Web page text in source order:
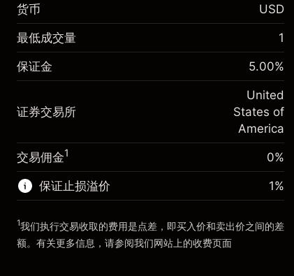
$1,000.00
隔夜仓息
来自头寸全值的费用
-0.021596
(-$4.32)
来自杠杆的资金 - 美元（大约值）
$19,000.00
前往平台
保证金。您的投资 $1,000.00
来自头寸全值的费用
-0.000626
(-$0.13)
使用杠杆的交易规模（大约值）
$20,000.00
$19,000.00
前往平台
货币 USD
最低成交量 1
保证金 5.00%
证券交易所
United
States of
America
交易佣金1 0%
保证止损溢价
“服务费用”
1%
1我们执行交易收取的费用是点差，即买入价和卖出价之间的差
额。有关更多信息，请参阅我们网站上的收费页面